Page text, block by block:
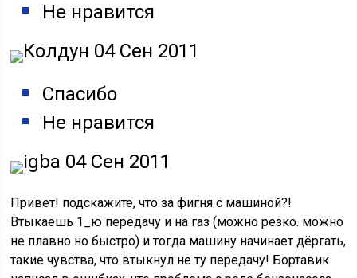
Не нравится
Колдун 04 Сен 2011
Спасибо
Не нравится
igba 04 Сен 2011
Привет! подскажите, что за фигня с машиной?!
Втыкаешь 1_ю передачу и на газ (можно резко. можно
не плавно но быстро) и тогда машину начинает дёргать,
такие чувства, что втыкнул не ту передачу! Бортавик